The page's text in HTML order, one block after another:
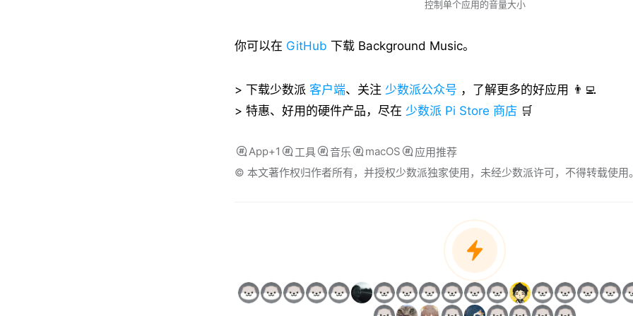
控制单个应用的音量大小
你可以在 GitHub 下载 Background Music。
> 下载少数派 客户端、关注 少数派公众号 ，了解更多的好应用 👨‍💻
> 特惠、好用的硬件产品，尽在 少数派 Pi Store 商店 🛒
App+1 工具 音乐 macOS
应用推荐
© 本文著作权归作者所有，并授权少数派独家使用，未经少数派许可，不得转载使用